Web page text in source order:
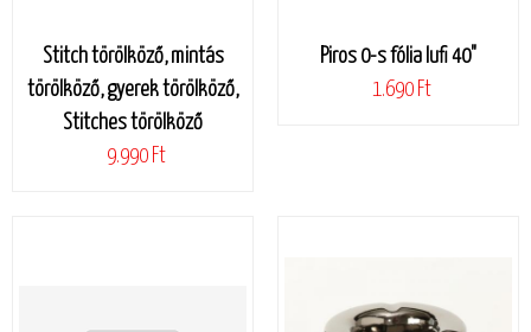
Stitch törölköző, mintás
törölköző, gyerek törölköző,
Stitches törölköző
9.990 Ft
Piros 0-s fólia lufi 40"
1.690 Ft